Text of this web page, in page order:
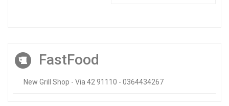
FastFood
New Grill Shop - Via 42 91110 - 0364434267